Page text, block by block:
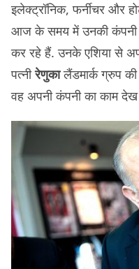
इलेक्ट्रॉनिक, फर्नीचर और
आज के समय में उनकी कंपनी
कर रहे हैं. उनके एशिया से
पत्नीरेणुकालैंडमार्क ग्रुप
वह अपनी कंपनी का काम देख